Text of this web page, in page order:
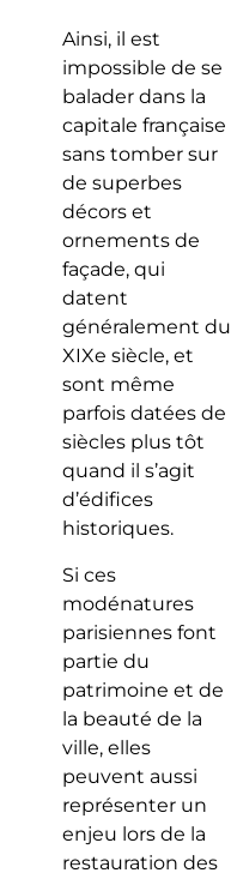
Ainsi, il est
impossible de se
balader dans la
capitale française
sans tomber sur
de superbes
décors et
ornements de
façade, qui
datent
généralement du
XIXe siècle, et
sont même
parfois datées de
siècles plus tôt
quand il s’agit
d’édifices
historiques.
Si ces
modénatures
parisiennes font
partie du
patrimoine et de
la beauté de la
ville, elles
peuvent aussi
représenter un
enjeu lors de la
restauration des